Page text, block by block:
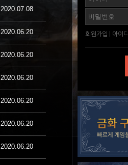
회원가입 아이디
2020.07.08
2020.06.20
2020.06.20
2020.06.20
2020.06.20
2020.06.20
2020.06.20